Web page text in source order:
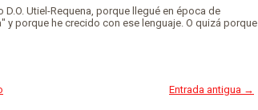
Utiel-Requena, porque llegué en época de
porque he crecido con ese lenguaje. O quizá porque
Entrada antigua →